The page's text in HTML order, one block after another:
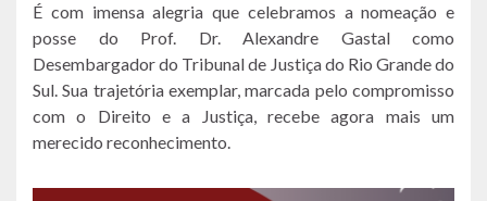
É com imensa alegria que celebramos a nomeação e
posse do Prof. Dr. Alexandre Gastal como
Desembargador do Tribunal de Justiça do Rio Grande do
Sul. Sua trajetória exemplar, marcada pelo compromisso
com o Direito e a Justiça, recebe agora mais um
merecido reconhecimento.